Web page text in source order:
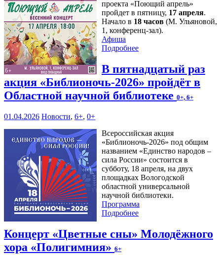
проекта «Поющий апрель»
пройдет в пятницу, 17 апреля.
Начало в 18 часов (М. Ульяновой,
1, конференц-зал).
Афиша
Подробнее
В пятнадцатый раз
акция «Библионочь-2026» пройдёт в
Областной научной библиотеке 0+, 6+
01.04.2026 Новости, 6+, 0+
Всероссийская акция
«Библионочь-2026» под общим
названием «Единство народов –
сила России» состоится в
субботу, 18 апреля, на двух
площадках Вологодской
областной универсальной
научной библиотеки.
Программа
Подробнее
Концерт «Цветные сны» Молодёжного
хора «Полигимния» 6+